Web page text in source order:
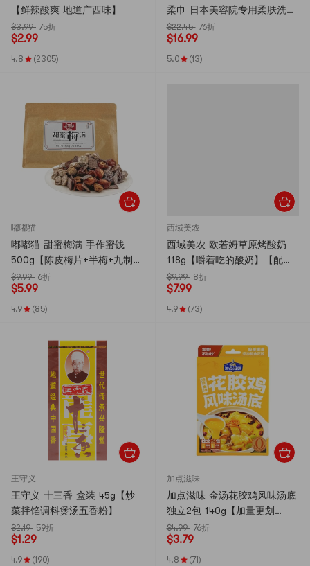
【鲜辣酸爽 地道广西味】
$3.99 75折
$2.99
4.8 (2305)
柔巾 日本美容院专用柔肤洗脸
巾 加厚加大升级江户鲛小纹
美妆卸妆干湿两用 250g*5包
入 新包装随机发货【超值装】
$22.45 76折
$16.99
5.0 (13)
嘟嘟猫
嘟嘟猫 甜蜜梅满 手作蜜饯
500g【陈皮梅片+半梅+九制话
梅干+巧酸话梅+苏式话梅】
【话梅果干大礼包】
$9.99 6折
$5.99
4.9 (85)
西域美农
西域美农 欧若姆草原烤酸奶
118g【嚼着吃的酸奶】【配料
干净 高钙高蛋白】【内蒙古特
产】【包装随机发】
$9.99 8折
$7.99
4.9 (73)
王守义
王守义 十三香 盒装 45g【炒
菜拌馅调料煲汤五香粉】
$2.19 59折
$1.29
4.9 (190)
加点滋味
加点滋味 金汤花胶鸡风味汤底
独立2包 140g【加量更划
算!!!】【港式高汤火锅底料】
$4.99 76折
$3.79
4.8 (71)